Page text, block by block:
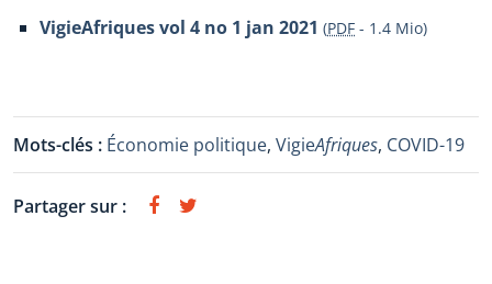
VigieAfriques vol 4 no 1 jan 2021 (PDF - 1.4 Mio)
Mots-clés : Économie politique, VigieAfriques, COVID-19
Partager sur :